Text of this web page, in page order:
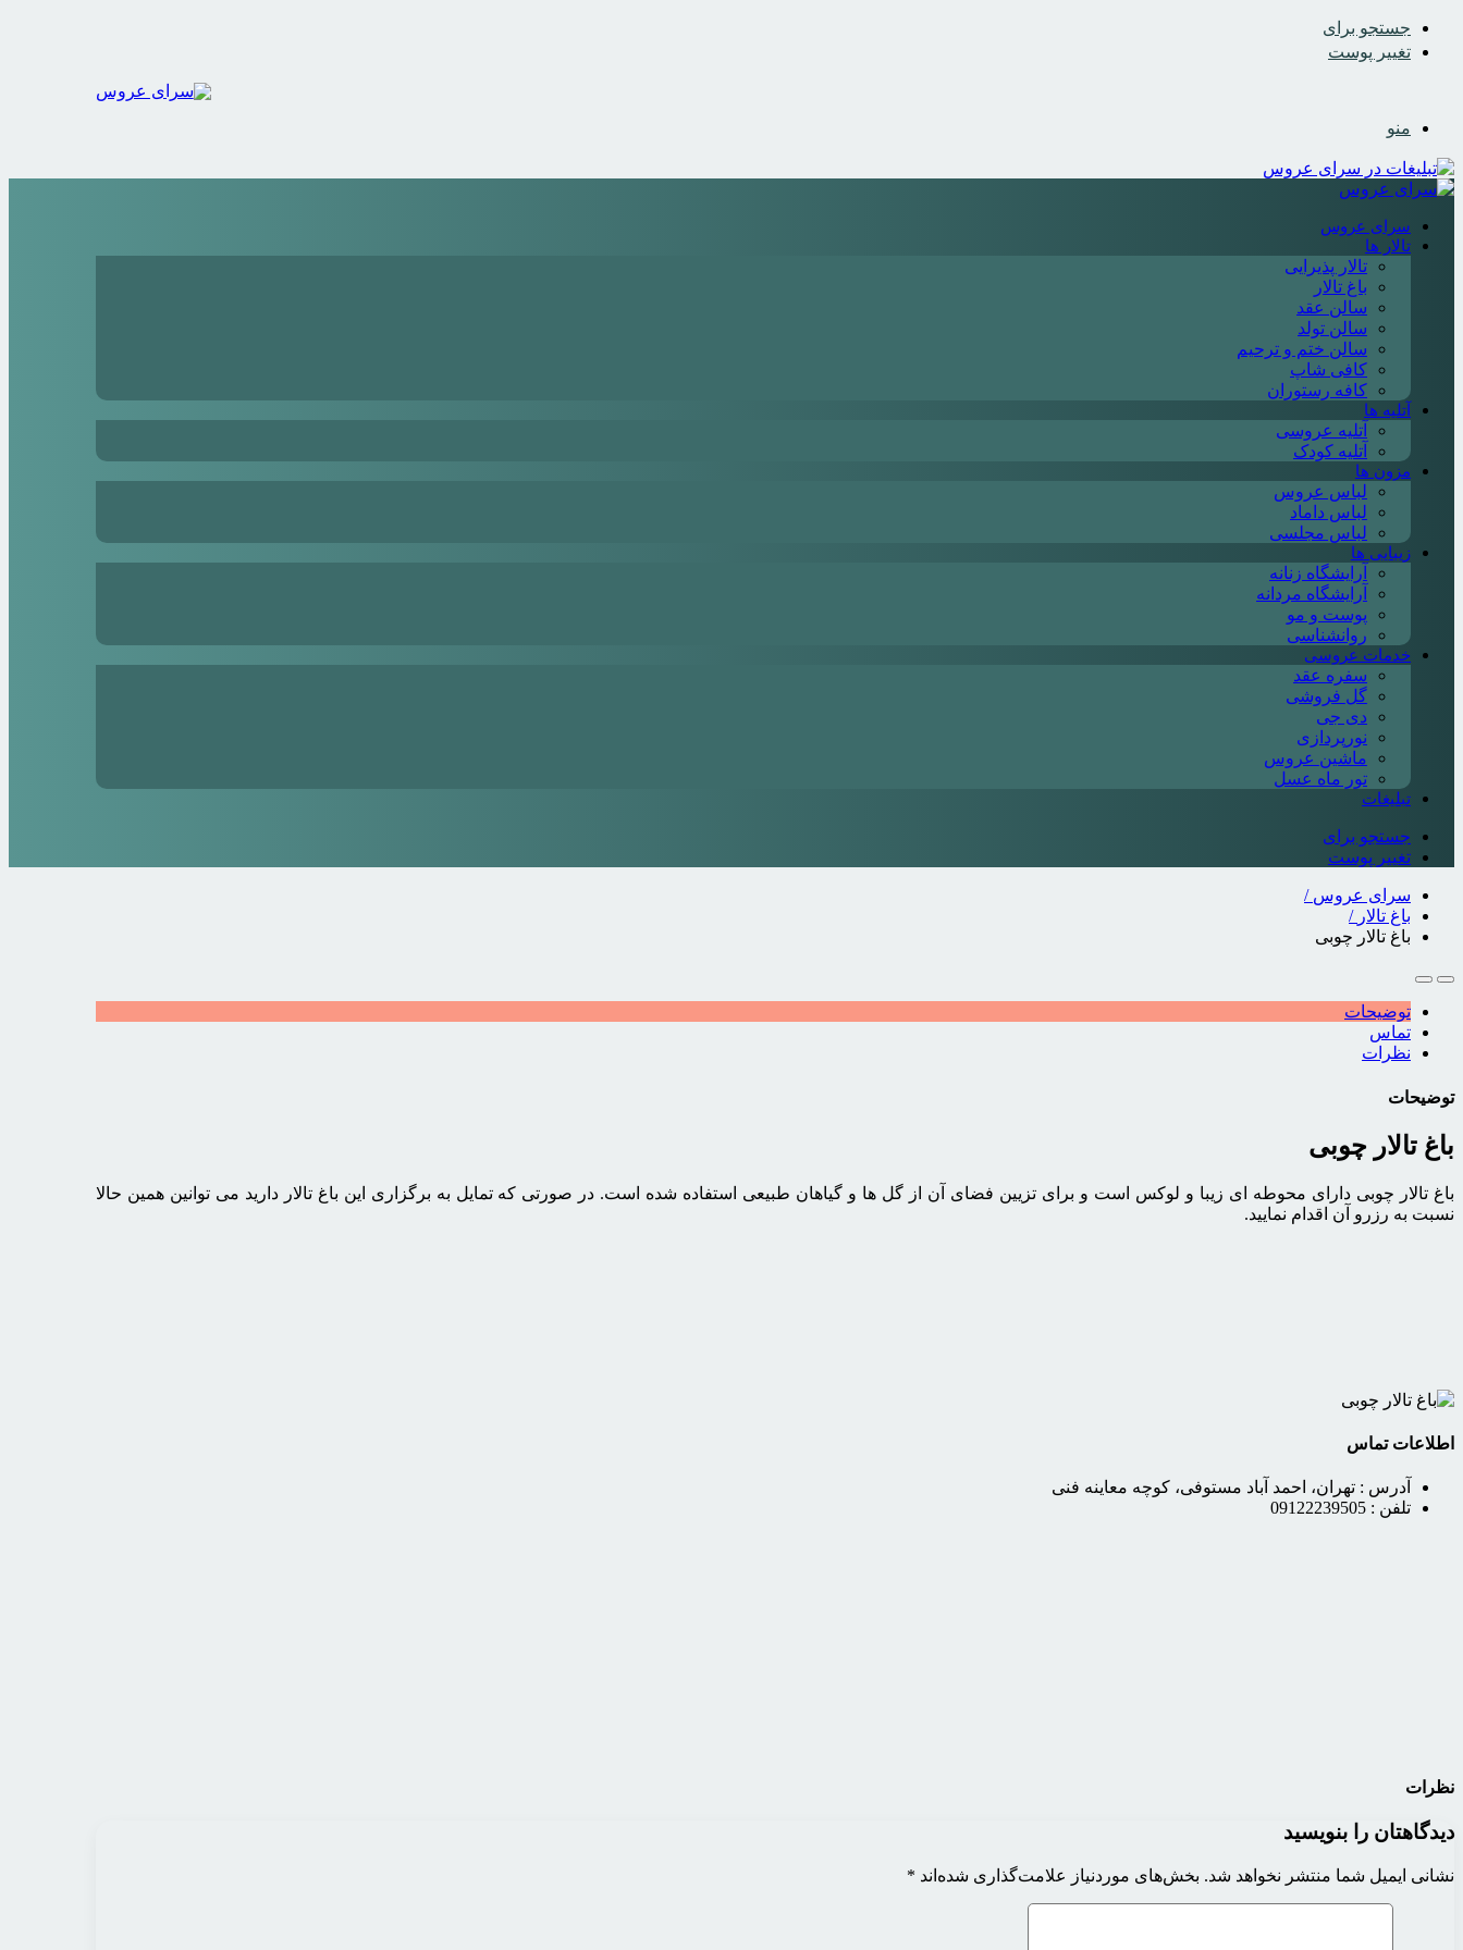
جستجو برای
تغییر پوست
منو
سرای عروس
تالار ها
تالار پذیرایی
باغ تالار
سالن عقد
سالن تولد
سالن ختم و ترحیم
کافی شاپ
کافه رستوران
آتلیه ها
آتلیه عروسی
آتلیه کودک
مزون ها
لباس عروس
لباس داماد
لباس مجلسی
زیبایی ها
آرایشگاه زنانه
آرایشگاه مردانه
پوست و مو
روانشناسی
خدمات عروسی
سفره عقد
گل فروشی
دی جی
نورپردازی
ماشین عروس
تور ماه عسل
تبلیغات
جستجو برای
تغییر پوست
سرای عروس /
باغ تالار /
باغ تالار چوبی
توضیحات
تماس
نظرات
توضیحات
باغ تالار چوبی
باغ تالار چوبی دارای محوطه ای زیبا و لوکس است و برای تزیین فضای آن از گل ها و گیاهان طبیعی استفاده شده است. در صورتی که تمایل به برگزاری این باغ تالار دارید می توانین همین حالا
نسبت به رزرو آن اقدام نمایید.
اطلاعات تماس
آدرس : تهران، احمد آباد مستوفی، کوچه معاینه فنی
تلفن : 09122239505
نظرات
دیدگاهتان را بنویسید
نشانی ایمیل شما منتشر نخواهد شد. بخش‌های موردنیاز علامت‌گذاری شده‌اند *